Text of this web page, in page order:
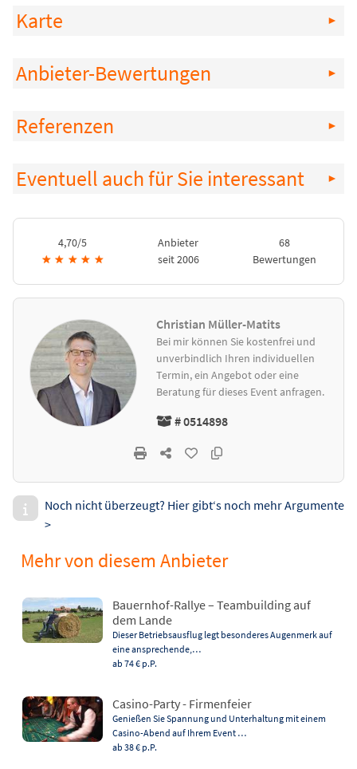
Karte
Anbieter-Bewertungen
Referenzen
Eventuell auch für Sie interessant
4,70/5
★ ★ ★ ★ ★
Anbieter
seit 2006
68
Bewertungen
Christian Müller-Matits
Bei mir können Sie kostenfrei und
unverbindlich Ihren individuellen
Termin, ein Angebot oder eine
Beratung für dieses Event anfragen.
# 0514898
Noch nicht überzeugt? Hier gibt‘s noch mehr Argumente
>
Mehr von diesem Anbieter
Bauernhof-Rallye – Teambuilding auf
dem Lande
Dieser Betriebsausflug legt besonderes Augenmerk auf
eine ansprechende,…
ab 74 € p.P.
Casino-Party - Firmenfeier
Genießen Sie Spannung und Unterhaltung mit einem
Casino-Abend auf Ihrem Event …
ab 38 € p.P.